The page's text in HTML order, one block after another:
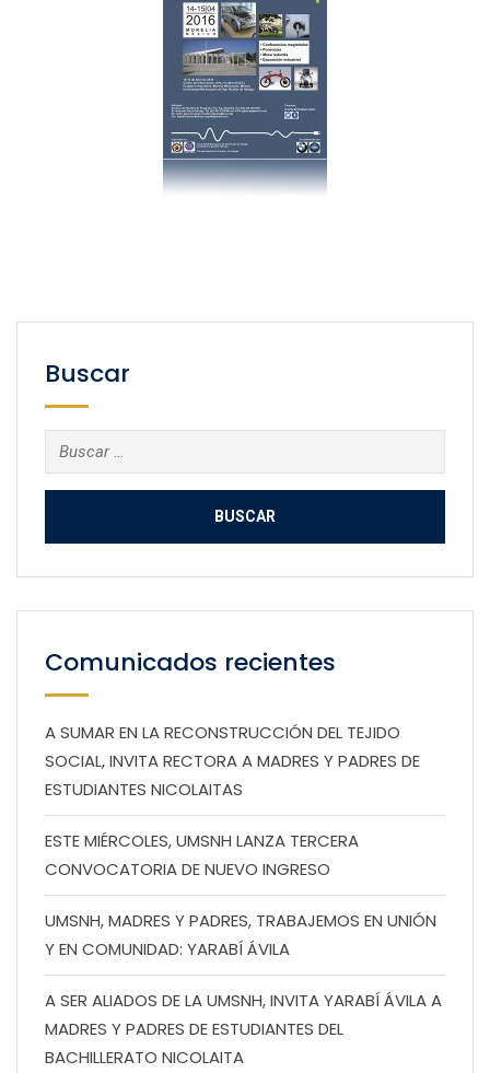
Buscar
Buscar:
Comunicados recientes
A SUMAR EN LA RECONSTRUCCIÓN DEL TEJIDO
SOCIAL, INVITA RECTORA A MADRES Y PADRES DE
ESTUDIANTES NICOLAITAS
ESTE MIÉRCOLES, UMSNH LANZA TERCERA
CONVOCATORIA DE NUEVO INGRESO
UMSNH, MADRES Y PADRES, TRABAJEMOS EN UNIÓN
Y EN COMUNIDAD: YARABÍ ÁVILA
A SER ALIADOS DE LA UMSNH, INVITA YARABÍ ÁVILA A
MADRES Y PADRES DE ESTUDIANTES DEL
BACHILLERATO NICOLAITA